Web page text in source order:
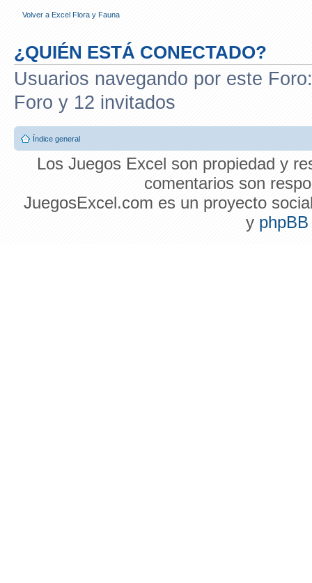
Volver a Excel Flora y Fauna
¿QUIÉN ESTÁ CONECTADO?
Usuarios navegando por este
Foro y 12 invitados
Índice general
Los Juegos Excel son propiedad y
comentarios son
JuegosExcel.com es un proyecto
y phpBB